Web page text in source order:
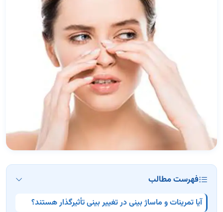
فهرست مطالب
آیا تمرینات و ماساژ بینی در تغییر بینی تأثیرگذار هستند؟